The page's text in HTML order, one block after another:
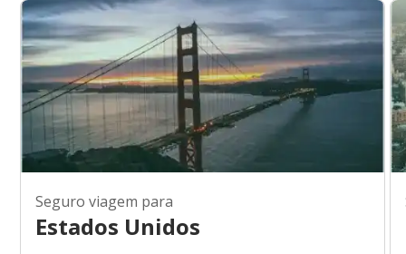
Seguro viagem para
Estados Unidos